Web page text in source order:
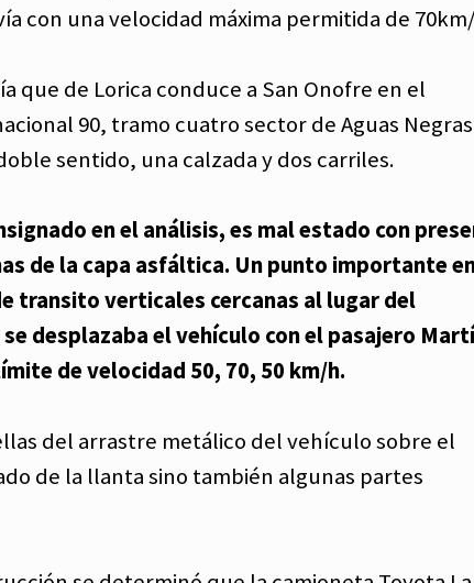
con una velocidad máxima permitida de
que de Lorica conduce a San Onofre en el
90, tramo cuatro sector de Aguas
sentido, una calzada y dos carriles.
en el análisis, es mal estado con
de la capa asfáltica. Un punto importante
transito verticales cercanas al lugar del
desplazaba el vehículo con el pasajero
de velocidad 50, 70, 50 km/h.
del arrastre metálico del vehículo sobre el
de la llanta sino también algunas partes